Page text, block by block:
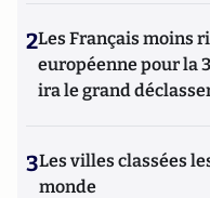
2Les Français moins
européenne pour la
ira le grand
3Les villes classées
monde